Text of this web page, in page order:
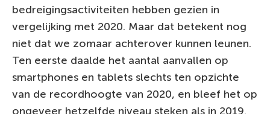
bedreigingsactiviteiten hebben gezien in
vergelijking met 2020. Maar dat betekent nog
niet dat we zomaar achterover kunnen leunen.
Ten eerste daalde het aantal aanvallen op
smartphones en tablets slechts ten opzichte
van de recordhoogte van 2020, en bleef het op
ongeveer hetzelfde niveau steken als in 2019.